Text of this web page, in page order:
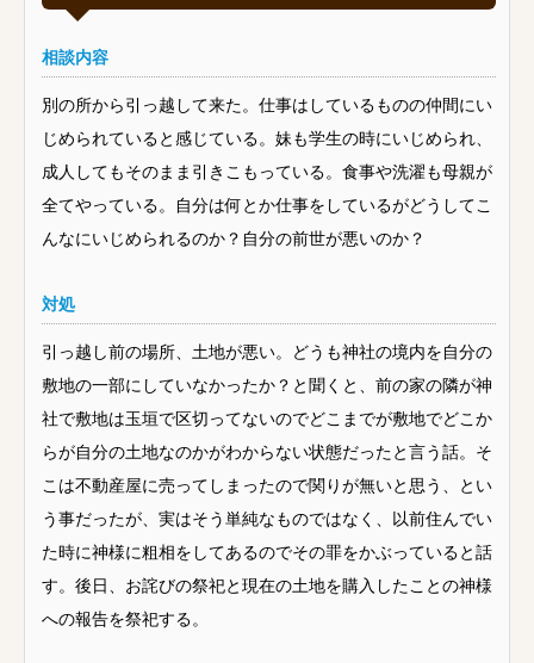
相談内容
別の所から引っ越して来た。仕事はしているものの仲間にい
じめられていると感じている。妹も学生の時にいじめられ、
成人してもそのまま引きこもっている。食事や洗濯も母親が
全てやっている。自分は何とか仕事をしているがどうしてこ
んなにいじめられるのか？自分の前世が悪いのか？
対処
引っ越し前の場所、土地が悪い。どうも神社の境内を自分の
敷地の一部にしていなかったか？と聞くと、前の家の隣が神
社で敷地は玉垣で区切ってないのでどこまでが敷地でどこか
らが自分の土地なのかがわからない状態だったと言う話。そ
こは不動産屋に売ってしまったので関りが無いと思う、とい
う事だったが、実はそう単純なものではなく、以前住んでい
た時に神様に粗相をしてあるのでその罪をかぶっていると話
す。後日、お詫びの祭祀と現在の土地を購入したことの神様
への報告を祭祀する。